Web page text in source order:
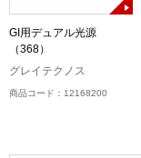
GI用デュアル光源
（368）
グレイテクノス
商品コード：12168200